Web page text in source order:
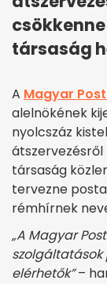
társaság
A Magyar
alelnökének
nyolcszáz
társaság
tervezne
rémhírnek
„A Magyar
szolgáltatások
elérhetők”–